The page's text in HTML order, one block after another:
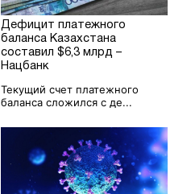
Дефицит платежного
баланса Казахстана
составил $6,3 млрд –
Нацбанк
Текущий счет платежного
баланса сложился с де...